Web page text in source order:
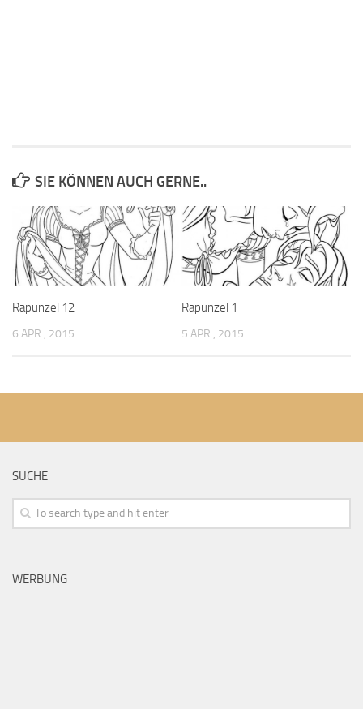
SIE KÖNNEN AUCH GERNE..
Rapunzel 12
6 APR., 2015
Rapunzel 1
5 APR., 2015
SUCHE
WERBUNG